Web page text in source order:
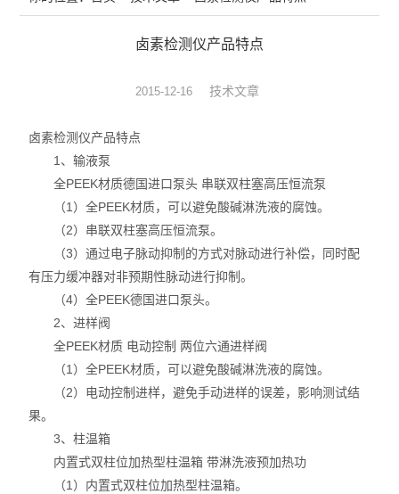
直读光谱仪
X荧光光谱仪
RoHS检测仪
重金属检测仪
元素分析仪
镀层厚度分析仪
卤素检测仪产品特点
2015-12-16 技术文章
卤素检测仪产品特点
1、输液泵
全PEEK材质德国进口泵头 串联双柱塞高压恒流泵
（1）全PEEK材质，可以避免酸碱淋洗液的腐蚀。
（2）串联双柱塞高压恒流泵。
（3）通过电子脉动抑制的方式对脉动进行补偿，同时配
有压力缓冲器对非预期性脉动进行抑制。
（4）全PEEK德国进口泵头。
2、进样阀
全PEEK材质 电动控制 两位六通进样阀
（1）全PEEK材质，可以避免酸碱淋洗液的腐蚀。
（2）电动控制进样，避免手动进样的误差，影响测试结
果。
3、柱温箱
内置式双柱位加热型柱温箱 带淋洗液预加热功
（1）内置式双柱位加热型柱温箱。